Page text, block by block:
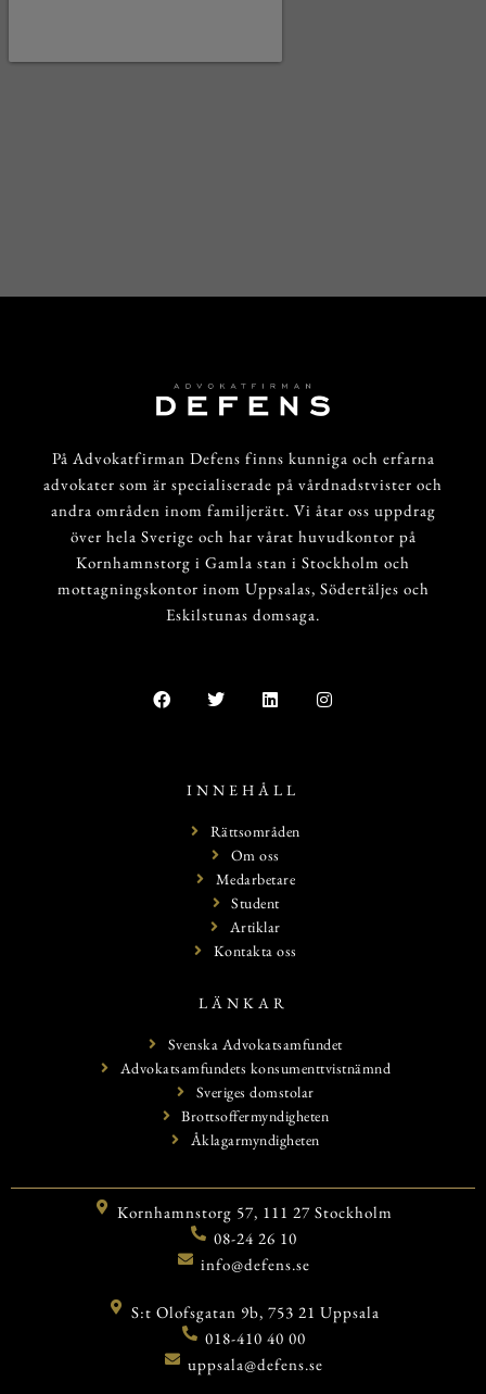
På Advokatfirman Defens finns kunniga och erfarna
advokater som är specialiserade på vårdnadstvister och
andra områden inom familjerätt. Vi åtar oss uppdrag
över hela Sverige och har vårat huvudkontor på
Kornhamnstorg i Gamla stan i Stockholm och
mottagningskontor inom Uppsalas, Södertäljes och
Eskilstunas domsaga.
INNEHÅLL
Rättsområden
Om oss
Medarbetare
Student
Artiklar
Kontakta oss
LÄNKAR
Svenska Advokatsamfundet
Advokatsamfundets konsumenttvistnämnd
Sveriges domstolar
Brottsoffermyndigheten
Åklagarmyndigheten
Kornhamnstorg 57, 111 27 Stockholm
08-24 26 10
info@defens.se
S:t Olofsgatan 9b, 753 21 Uppsala
018-410 40 00
uppsala@defens.se